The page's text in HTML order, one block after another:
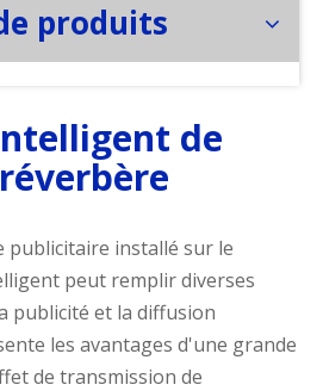
produits
de
publicitaire installé sur le
peut remplir diverses
publicité et la diffusion
les avantages d'une grande
de transmission de